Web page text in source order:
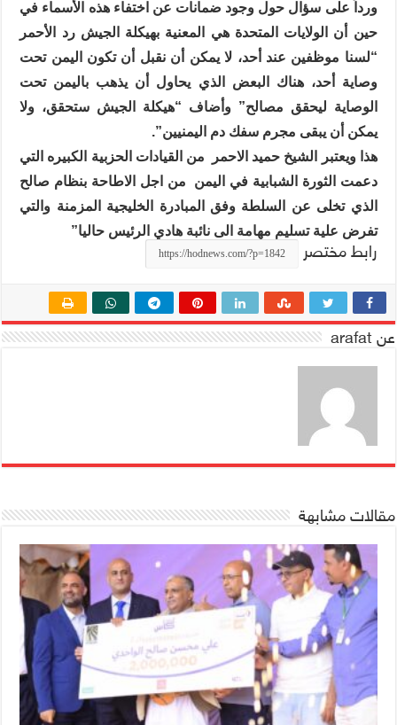
ورداً على سؤال حول وجود ضمانات عن اختفاء هذه الأسماء في
حين أن الولايات المتحدة هي المعنية بهيكلة الجيش رد الأحمر
“لسنا موظفين عند أحد، لا يمكن أن نقبل أن تكون اليمن تحت
وصاية أحد، هناك البعض الذي يحاول أن يذهب باليمن تحت
الوصاية ليحقق مصالح” وأضاف “هيكلة الجيش ستحقق، ولا
يمكن أن يبقى مجرم سفك دم اليمنيين”.
هذا ويعتبر الشيخ حميد الاحمر
من القيادات الحزبية الكبيره التي
دعمت الثورة الشبابية في اليمن
من اجل الاطاحة بنظام صالح
الذي تخلى عن السلطة وفق المبادرة الخليجية المزمنة والتي
تفرض علية تسليم مهامة الى نائبة هادي الرئيس حاليا”
رابط مختصر
عن arafat
مقالات مشابهة